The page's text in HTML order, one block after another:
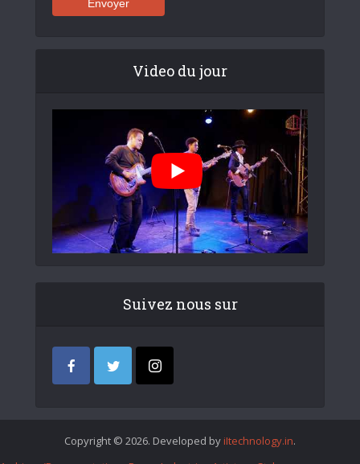
Video du jour
Suivez nous sur
Copyright © 2026. Developed by iItechnology.in.